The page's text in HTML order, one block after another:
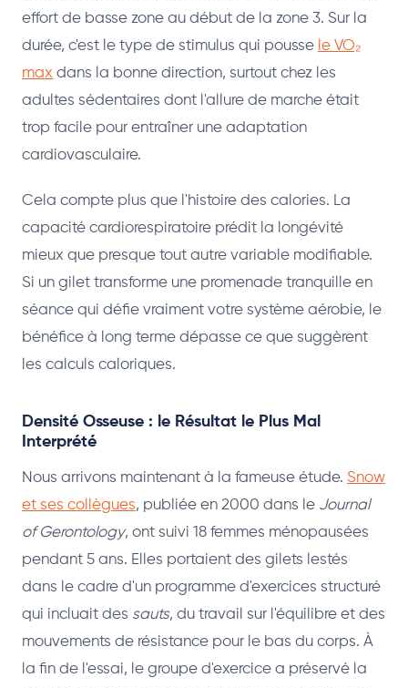
effort de basse zone au début de la zone 3. Sur la
durée, c'est le type de stimulus qui pousse le VO₂
max dans la bonne direction, surtout chez les
adultes sédentaires dont l'allure de marche était
trop facile pour entraîner une adaptation
cardiovasculaire.
Cela compte plus que l'histoire des calories. La
capacité cardiorespiratoire prédit la longévité
mieux que presque tout autre variable modifiable.
Si un gilet transforme une promenade tranquille en
séance qui défie vraiment votre système aérobie, le
bénéfice à long terme dépasse ce que suggèrent
les calculs caloriques.
Densité Osseuse : le Résultat le Plus Mal
Interprété
Nous arrivons maintenant à la fameuse étude. Snow
et ses collègues, publiée en 2000 dans le Journal
of Gerontology, ont suivi 18 femmes ménopausées
pendant 5 ans. Elles portaient des gilets lestés
dans le cadre d'un programme d'exercices structuré
qui incluait des sauts, du travail sur l'équilibre et des
mouvements de résistance pour le bas du corps. À
la fin de l'essai, le groupe d'exercice a préservé la